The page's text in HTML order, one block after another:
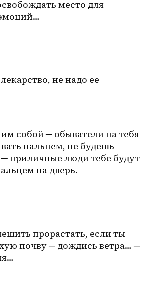
место для
не надо ее
собой ─ обыватели на тебя
пальцем, не будешь
приличные люди тебе будут
на дверь.
прорастать, если ты
почву ─ дождись ветра… ─